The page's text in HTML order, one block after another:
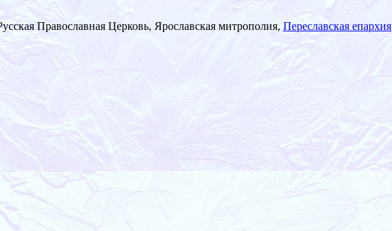
Православная Церковь, Ярославская митрополия, Переславская епархия